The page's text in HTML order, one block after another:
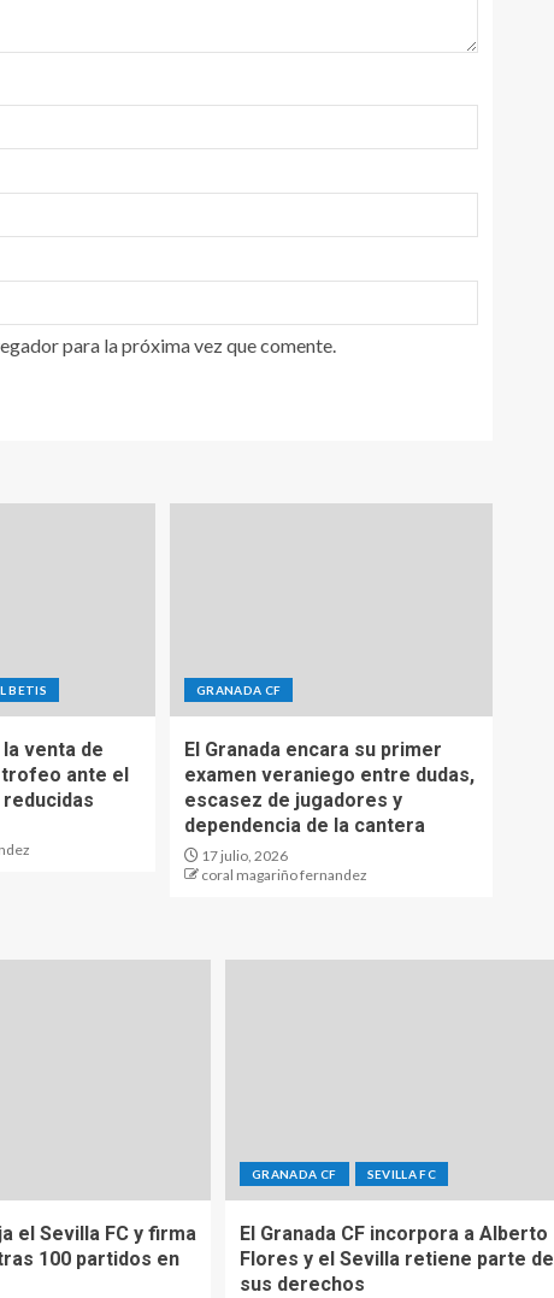
para la próxima vez que comente.
BETIS
la venta de
ante el
GRANADA CF
El Granada encara su primer
examen veraniego entre dudas,
escasez de jugadores y
dependencia de la cantera
17 julio, 2026
coral magariño fernandez
el Sevilla FC y firma
100 partidos en
GRANADA CF SEVILLA FC
El Granada CF incorpora a Alberto
Flores y el Sevilla retiene parte de
sus derechos